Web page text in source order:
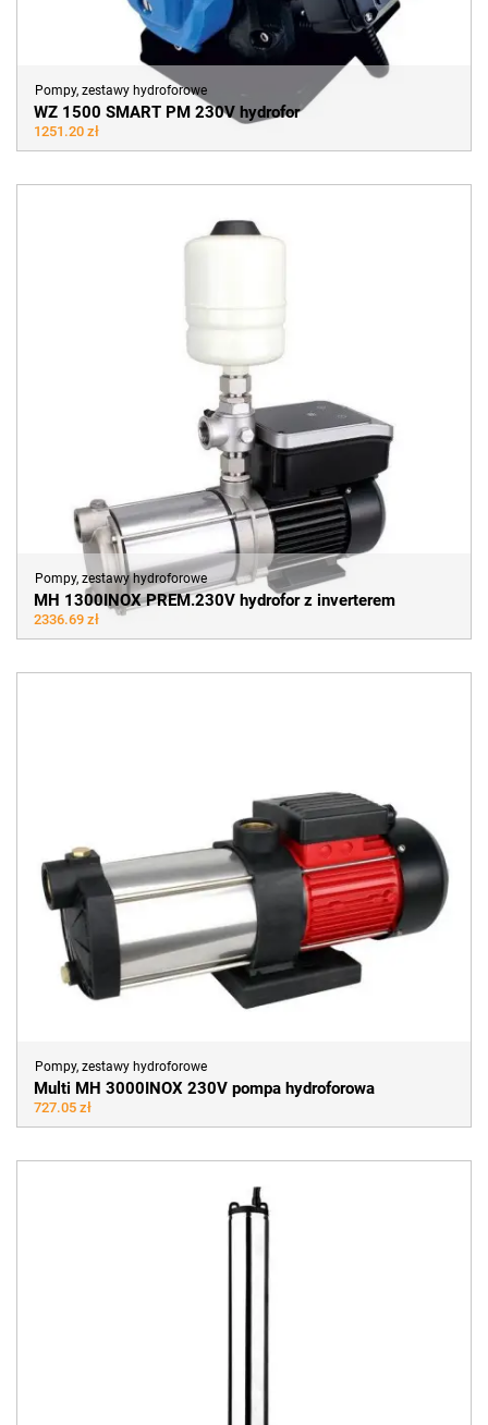
Pompy, zestawy hydroforowe
WZ 1500 SMART PM 230V hydrofor
1251.20 zł
Pompy, zestawy hydroforowe
MH 1300INOX PREM.230V hydrofor z inverterem
2336.69 zł
Pompy, zestawy hydroforowe
Multi MH 3000INOX 230V pompa hydroforowa
727.05 zł